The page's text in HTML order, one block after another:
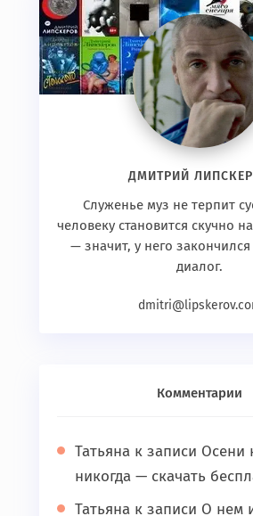
ДМИТРИЙ
Служенье муз не терпит
человеку становится скучно
— значит, у него
диалог.
Комментарии
Татьяна к записи Осени
никогда — скачать
Татьяна к записи О нем